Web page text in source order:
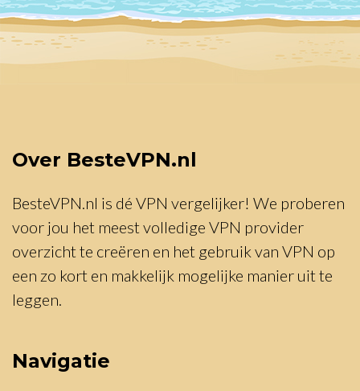
Over BesteVPN.nl
BesteVPN.nl is dé VPN vergelijker! We proberen
voor jou het meest volledige VPN provider
overzicht te creëren en het gebruik van VPN op
een zo kort en makkelijk mogelijke manier uit te
leggen.
Navigatie